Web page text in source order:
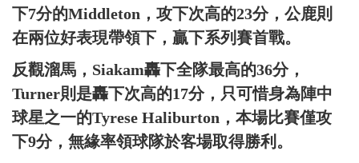
下7分的Middleton，攻下次高的23分，公鹿則
在兩位好表現帶領下，贏下系列賽首戰。
反觀溜馬，Siakam轟下全隊最高的36分，
Turner則是轟下次高的17分，只可惜身為陣中
球星之一的Tyrese Haliburton，本場比賽僅攻
下9分，無緣率領球隊於客場取得勝利。